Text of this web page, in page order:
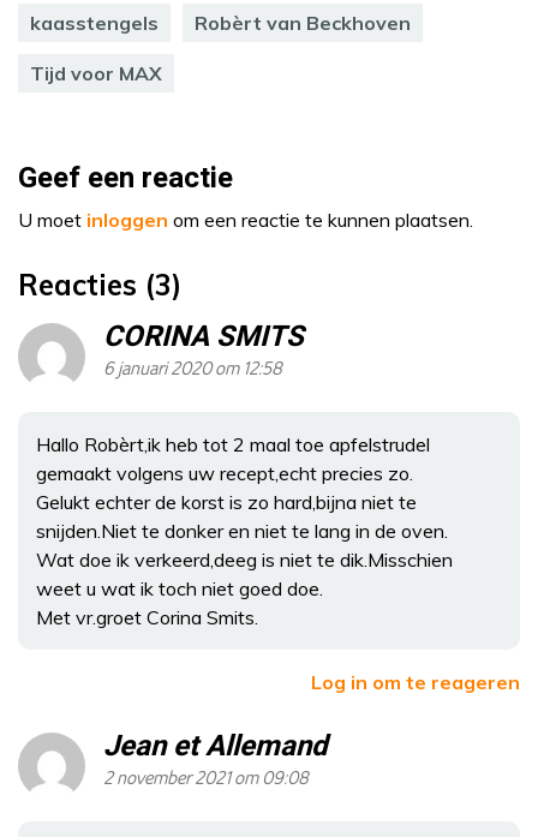
kaasstengels Robèrt van Beckhoven
Tijd voor MAX
Geef een reactie
U moet inloggen om een reactie te kunnen plaatsen.
Reacties (3)
CORINA SMITS
6 januari 2020 om 12:58
Hallo Robèrt,ik heb tot 2 maal toe apfelstrudel
gemaakt volgens uw recept,echt precies zo.
Gelukt echter de korst is zo hard,bijna niet te
snijden.Niet te donker en niet te lang in de oven.
Wat doe ik verkeerd,deeg is niet te dik.Misschien
weet u wat ik toch niet goed doe.
Met vr.groet Corina Smits.
Log in om te reageren
Jean et Allemand
2 november 2021 om 09:08